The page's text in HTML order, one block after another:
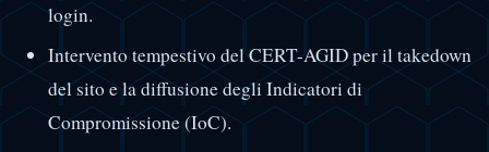
login.
Intervento tempestivo del CERT-AGID per il takedown
del sito e la diffusione degli Indicatori di
Compromissione (IoC).